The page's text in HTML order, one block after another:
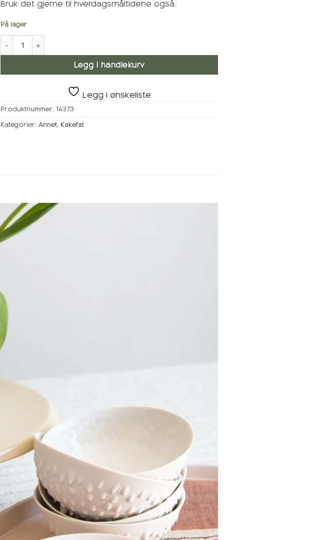
Bruk det gjerne til hverdagsmåltidene også.
På lager
KRUM Kakefat, Laks antall
Legg i handlekurv
Legg i ønskeliste
Produktnummer: 14373
Kategorier: Annet, Kakefat